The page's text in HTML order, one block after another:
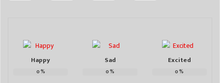
Happy
0%
Sad
0%
Excited
0%